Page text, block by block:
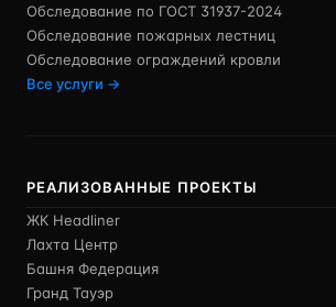
Обследование по ГОСТ 31937-2024
Обследование пожарных лестниц
Обследование ограждений кровли
Все услуги →
РЕАЛИЗОВАННЫЕ ПРОЕКТЫ
ЖК Headliner
Лахта Центр
Башня Федерация
Гранд Тауэр